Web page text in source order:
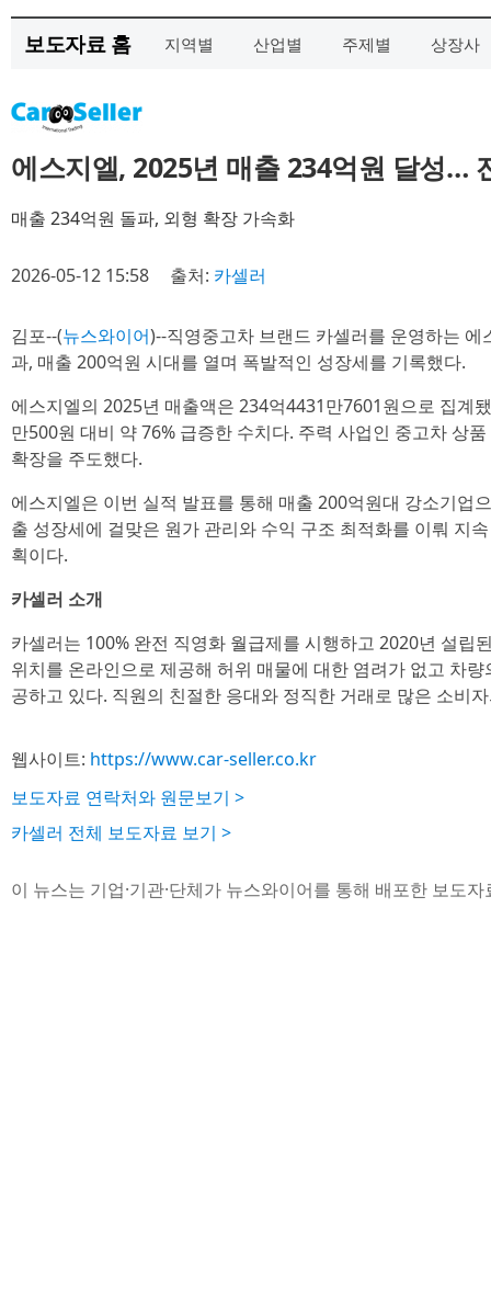
보도자료 홈 지역별 산업별 주제별 상장사
에스지엘, 2025년 매출 234억원 달성…
매출 234억원 돌파, 외형 확장 가속화
2026-05-12 15:58 출처: 카셀러
김포--(뉴스와이어)--직영중고차 브랜드 카셀러를 운영하는
과, 매출 200억원 시대를 열며 폭발적인 성장세를 기록했다.
에스지엘의 2025년 매출액은 234억4431만7601원으로 집계
만500원 대비 약 76% 급증한 수치다. 주력 사업인 중고차 상
확장을 주도했다.
에스지엘은 이번 실적 발표를 통해 매출 200억원대 강소기업
출 성장세에 걸맞은 원가 관리와 수익 구조 최적화를 이뤄 지
획이다.
카셀러 소개
카셀러는 100% 완전 직영화 월급제를 시행하고 2020년 설립
위치를 온라인으로 제공해 허위 매물에 대한 염려가 없고 차
공하고 있다. 직원의 친절한 응대와 정직한 거래로 많은 소비
웹사이트: https://www.car-seller.co.kr
보도자료 연락처와 원문보기 >
카셀러 전체 보도자료 보기 >
이 뉴스는 기업·기관·단체가 뉴스와이어를 통해 배포한 보도